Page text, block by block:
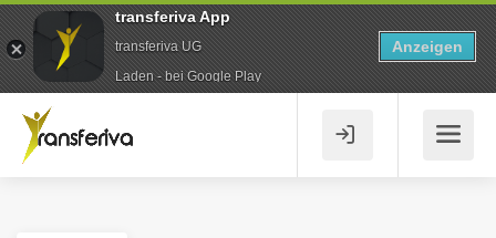
transferiva App
transferiva UG
Laden - bei Google Play
Anzeigen